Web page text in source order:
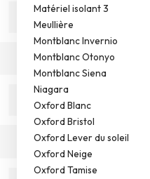
Matériel isolant 3
Meullière
Montblanc Invernio
Montblanc Otonyo
Montblanc Siena
Niagara
Oxford Blanc
Oxford Bristol
Oxford Lever du soleil
Oxford Neige
Oxford Tamise